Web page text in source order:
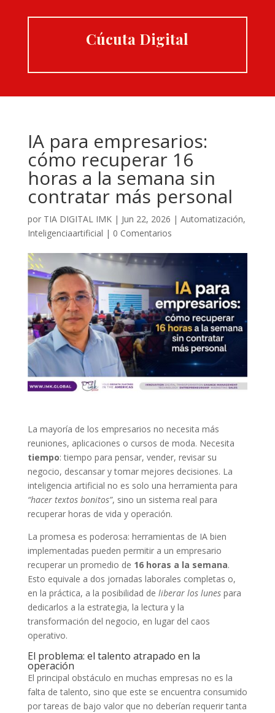
Cúcuta Digital
IA para empresarios:
cómo recuperar 16
horas a la semana sin
contratar más personal
por TIA DIGITAL IMK| Jun 22, 2026 | Automatización,
Inteligenciaartificial | 0 Comentarios
La mayoría de los empresarios no necesita más
reuniones, aplicaciones o cursos de moda. Necesita
tiempo: tiempo para pensar, vender, revisar su
negocio, descansar y tomar mejores decisiones. La
inteligencia artificial no es solo una herramienta para
“hacer textos bonitos”, sino un sistema real para
recuperar horas de vida y operación.
La promesa es poderosa: herramientas de IA bien
implementadas pueden permitir a un empresario
recuperar un promedio de 16 horas a la semana.
Esto equivale a dos jornadas laborales completas o,
en la práctica, a la posibilidad de liberar los lunespara
dedicarlos a la estrategia, la lectura y la
transformación del negocio, en lugar del caos
operativo.
El problema: el talento atrapado en la
operación
El principal obstáculo en muchas empresas no es la
falta de talento, sino que este se encuentra consumido
por tareas de bajo valor que no deberían requerir tanta